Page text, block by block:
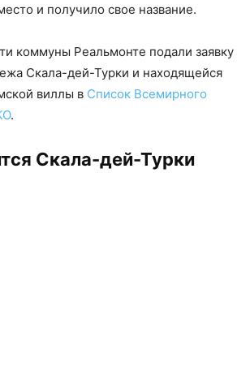
и получило свое название.
коммуны Реальмонте подали заявку
Скала-дей-Турки и находящейся
виллы в Список Всемирного
.
Скала-дей-Турки